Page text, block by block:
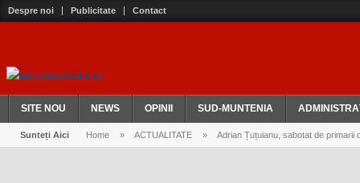
Despre noi Publicitate Contact
SITE NOU NEWS OPINII SUD-MUNTENIA
Sunteți Aici Home » ACTUALITATE » Adrian Țuțuianu, sabotat de primarii